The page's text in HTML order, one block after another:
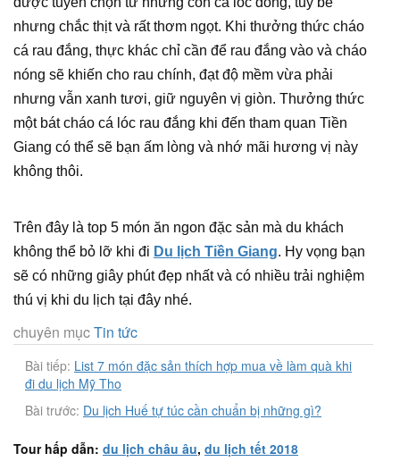
nhưng chắc thịt và rất thơm ngọt. Khi thưởng thức cháo
cá rau đắng, thực khác chỉ cần để rau đắng vào và cháo
nóng sẽ khiến cho rau chính, đạt độ mềm vừa phải
nhưng vẫn xanh tươi, giữ nguyên vị giòn. Thưởng thức
một bát cháo cá lóc rau đắng khi đến tham quan Tiền
Giang có thể sẽ bạn ấm lòng và nhớ mãi hương vị này
không thôi.
Trên đây là top 5 món ăn ngon đặc sản mà du khách
không thể bỏ lỡ khi đi Du lịch Tiền Giang. Hy vọng bạn
sẽ có những giây phút đẹp nhất và có nhiều trải nghiệm
thú vị khi du lịch tại đây nhé.
chuyên mụcTin tức
Bài tiếp: List 7 món đặc sản thích hợp mua về làm quà khi
đi du lịch Mỹ Tho
Bài trước: Du lịch Huế tự túc cần chuẩn bị những gì?
Tour hấp dẫn: du lịch châu âu, du lịch tết 2018